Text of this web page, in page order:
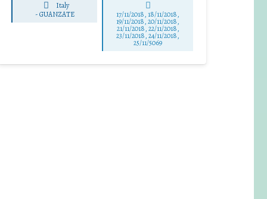
Italy
-GUANZATE 17/11/2018, 18/11/2018,
19/11/2018, 20/11/2018,
21/11/2018, 22/11/2018,
23/11/2018, 24/11/2018,
25/11/5069